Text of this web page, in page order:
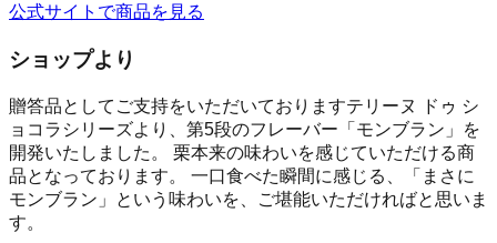
公式サイトで商品を見る
ショップより
贈答品としてご支持をいただいておりますテリーヌ ドゥ シ
ョコラシリーズより、第5段のフレーバー「モンブラン」を
開発いたしました。 栗本来の味わいを感じていただける商
品となっております。 一口食べた瞬間に感じる、「まさに
モンブラン」という味わいを、ご堪能いただければと思いま
す。